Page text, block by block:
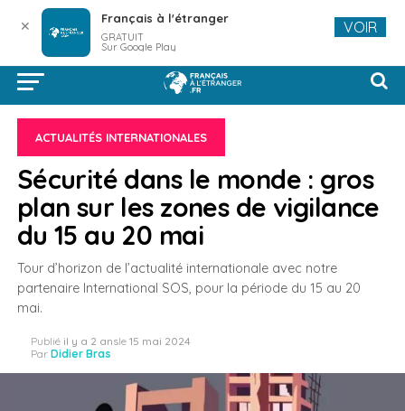
ACTUALITÉS INTERNATIONALES
Sécurité dans le monde : gros
plan sur les zones de vigilance
du 15 au 20 mai
Tour d’horizon de l’actualité internationale avec notre
partenaire International SOS, pour la période du 15 au 20
mai.
Publié il y a 2 ansle 15 mai 2024
Par Didier Bras
✕ Français à l'étranger
GRATUIT
Sur Google Play
VOIR